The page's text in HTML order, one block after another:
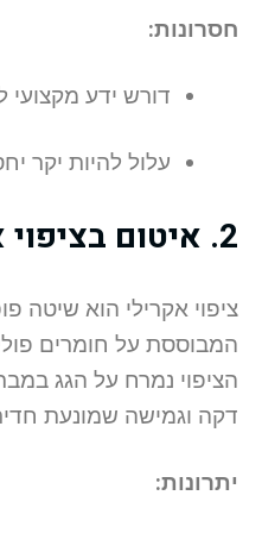
חסרונות:
דורש ידע מקצועי
עלול להיות יקר
2. איטום בציפוי אקרילי
ציפוי אקרילי הוא שיטה
המבוססת על חומרים
הציפוי נמרח על הגג
דקה וגמישה שמונעת
יתרונות: